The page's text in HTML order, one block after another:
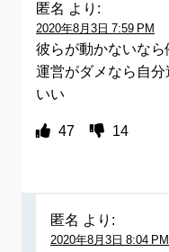
匿名 より:
2020年8月3日 7:59 PM
彼らが動かないな
運営がダメなら自
いい
47 14
匿名 より:
2020年8月3日 8:04 PM